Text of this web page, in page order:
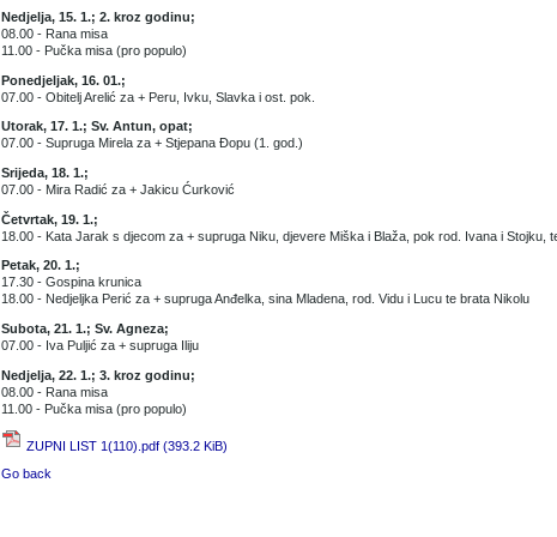
Nedjelja, 15. 1.; 2. kroz godinu;
08.00 - Rana misa
11.00 - Pučka misa (pro populo)
Ponedjeljak, 16. 01.;
07.00 - Obitelj Arelić za + Peru, Ivku, Slavka i ost. pok.
Utorak, 17. 1.; Sv. Antun, opat;
07.00 - Supruga Mirela za + Stjepana Đopu (1. god.)
Srijeda, 18. 1.;
07.00 - Mira Radić za + Jakicu Ćurković
Četvrtak, 19. 1.;
18.00 - Kata Jarak s djecom za + supruga Niku, djevere Miška i Blaža, pok rod. Ivana i Stojku,
Petak, 20. 1.;
17.30 - Gospina krunica
18.00 - Nedjeljka Perić za + supruga Anđelka, sina Mladena, rod. Vidu i Lucu te brata Nikolu
Subota, 21. 1.; Sv. Agneza;
07.00 - Iva Puljić za + supruga Iliju
Nedjelja, 22. 1.; 3. kroz godinu;
08.00 - Rana misa
11.00 - Pučka misa (pro populo)
ZUPNI LIST 1(110).pdf (393.2 KiB)
Go back